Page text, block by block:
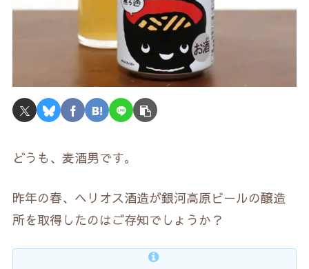
どうも、麦酒男です。
昨年の春、ヘリオス酒造が銀河高原ビールの醸造
所を取得したのはご存知でしょうか？